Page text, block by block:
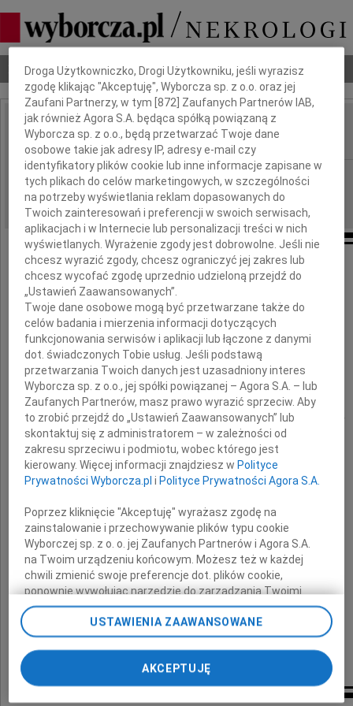
Nekrologi Odeszli Poradnik pogrzebowy
IMIĘ I NAZWISKO: Krzysztof Michałek
REGION: cała Polska
DATA EMISJI: 26.11.2009
Wyrazy głębokiego współczucia
Rodzinie
z powodu śmierci
prof. dr. hab.
Krzysztofa Michałka
składają
Wyższej Szkoły Finansów i Zarządzania
w Białymstoku
Dbamy o Twoją prywatność
Droga Użytkowniczko, Drogi Użytkowniku, jeśli wyrazisz
zgodę klikając "Akceptuję", Wyborcza sp. z o.o. oraz jej
Zaufani Partnerzy, w tym [872 ] Zaufanych Partnerów IAB,
jak również Agora S.A. będąca spółką powiązaną z
Wyborcza sp. z o.o., będą przetwarzać Twoje dane
osobowe takie jak adresy IP, adresy e-mail czy
identyfikatory plików cookie lub inne informacje zapisane w
tych plikach do celów marketingowych, w szczególności
na potrzeby wyświetlania reklam dopasowanych do
Twoich zainteresowań i preferencji w swoich serwisach,
aplikacjach i w Internecie lub personalizacji treści w nich
wyświetlanych. Wyrażenie zgody jest dobrowolne. Jeśli nie
chcesz wyrazić zgody, chcesz ograniczyć jej zakres lub
chcesz wycofać zgodę uprzednio udzieloną przejdź do
„Ustawień Zaawansowanych”.
Twoje dane osobowe mogą być przetwarzane także do
celów badania i mierzenia informacji dotyczących
funkcjonowania serwisów i aplikacji lub łączone z danymi
dot. świadczonych Tobie usług. Jeśli podstawą
przetwarzania Twoich danych jest uzasadniony interes
Wyborcza sp. z o.o., jej spółki powiązanej – Agora S.A. – lub
Zaufanych Partnerów, masz prawo wyrazić sprzeciw. Aby
to zrobić przejdź do „Ustawień Zaawansowanych” lub
skontaktuj się z administratorem – w zależności od
zakresu sprzeciwu i podmiotu, wobec którego jest
kierowany. Więcej informacji znajdziesz w Polityce
Prywatności Wyborcza.pl i Polityce Prywatności Agora S.A.
Poprzez kliknięcie "Akceptuję" wyrażasz zgodę na
zainstalowanie i przechowywanie plików typu cookie
Wyborczej sp. z o. o. jej Zaufanych Partnerów i Agora S.A.
na Twoim urządzeniu końcowym. Możesz też w każdej
chwili zmienić swoje preferencje dot. plików cookie,
ponownie wywołując narzędzie do zarządzania Twoimi
preferencjami dot. przetwarzania danych poprzez
odnośnik „Ustawienia prywatności” w stopce serwisu i
przechodząc do sekcji „Ustawienia zaawansowane”.
Zmiana ustawień plików cookie możliwa jest także za
pomocą ustawień przeglądarki.
My, nasi Zaufani Partnerzy i Agora S.A. możemy
USTAWIENIA ZAAWANSOWANE
AKCEPTUJĘ